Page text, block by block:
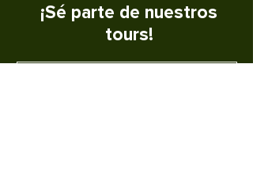
¡Sé parte de nuestros
tours!